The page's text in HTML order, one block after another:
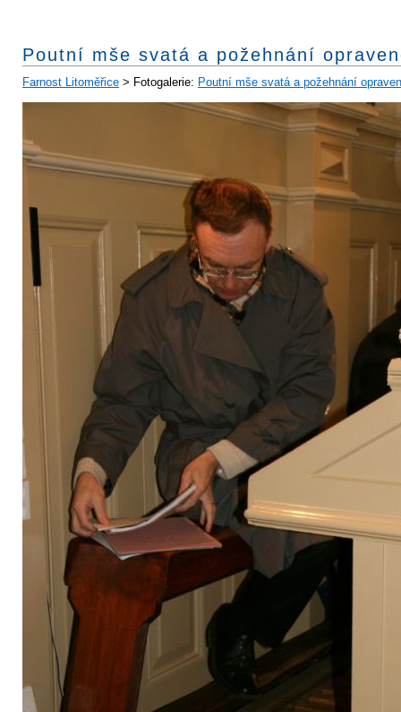
Poutní mše svatá a požehnání
Farnost Litoměřice > Fotogalerie: Poutní mše svatá a požehnání